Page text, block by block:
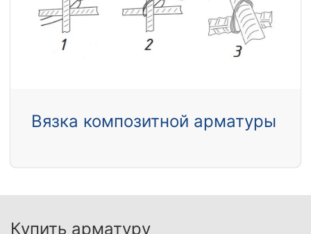
Вязка композитной арматуры
Купить арматуру